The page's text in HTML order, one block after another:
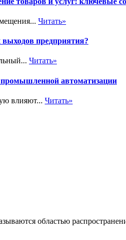
Читать»
предприятия?
Читать»
промышленной автоматизации
влияют... Читать»
областью